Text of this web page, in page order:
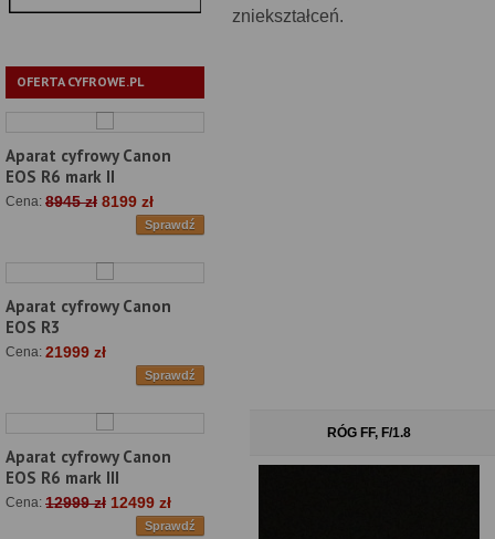
OFERTA CYFROWE.PL
Aparat cyfrowy Canon
EOS R6 mark II
Cena: 8945 zł 8199 zł
Sprawdź
Aparat cyfrowy Canon
EOS R3
Cena: 21999 zł
Sprawdź
Aparat cyfrowy Canon
EOS R6 mark III
Cena: 12999 zł 12499 zł
Sprawdź
zniekształceń.
RÓG FF, F/1.8